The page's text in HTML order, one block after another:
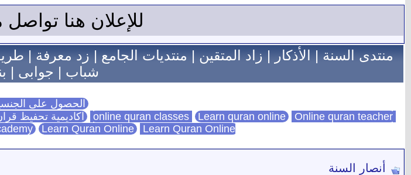
للإعلان هنا تواصل
منتدى السنة|الأذكار|زاد المتقين|منتديات الجامع|زد معرفة|
شباب | جوابى |
الحصول على
Learn quran online Online quran teacher اكاديمية تحفيظ
Learn Quran Online Learn Quran Online
أنصار السنة